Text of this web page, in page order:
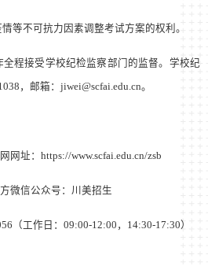
等不可抗力因素调整考试方案的权利。
程接受学校纪检监察部门的监督。学校纪
，邮箱：jiwei@scfai.edu.cn。
网址：https://www.scfai.edu.cn/zsb
微信公众号：川美招生
（工作日：09:00-12:00，14:30-17:30）